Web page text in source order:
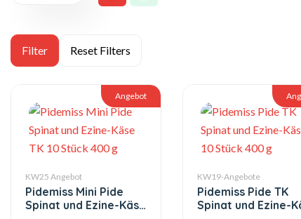
Angebot
KW25 Angebot
Pidemiss Mini Pide
Spinat und Ezine-Käse
KW19-Angebote
Pidemiss Pide TK
Spinat und Ezine-